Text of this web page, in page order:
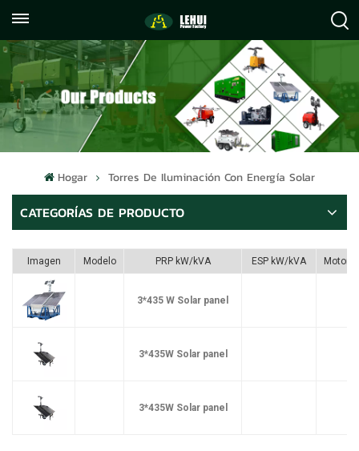
059122071372
info@lehuipowerfactory.com
Hogar Torres De Iluminación Con Energía Solar
CATEGORÍAS DE PRODUCTO
Imagen Modelo PRP kW/kVA ESP kW/kVA Motor
3*435 W Solar panel
3*435W Solar panel
3*435W Solar panel